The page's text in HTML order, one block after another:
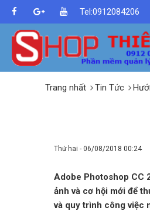
Tel:0912084206
Trang nhất Tin Tức
Thứ hai - 06/08/2018 00:24
Adobe Photoshop CC
ảnh và cơ hội mới để
và quy trình công việc